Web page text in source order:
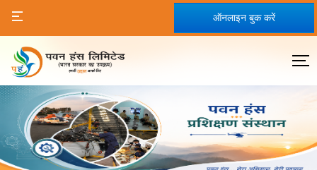
ऑनलाइन बुक करें